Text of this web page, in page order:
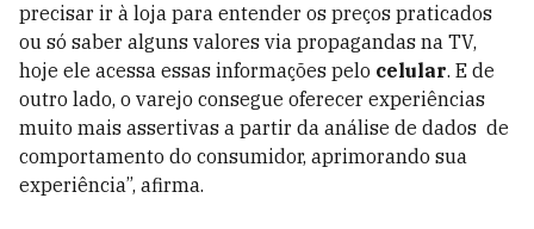
precisar ir à loja para entender os preços praticados
ou só saber alguns valores via propagandas na TV,
hoje ele acessa essas informações pelo celular. E de
outro lado, o varejo consegue oferecer experiências
muito mais assertivas a partir da análise de dados de
comportamento do consumidor, aprimorando sua
experiência”, afirma.